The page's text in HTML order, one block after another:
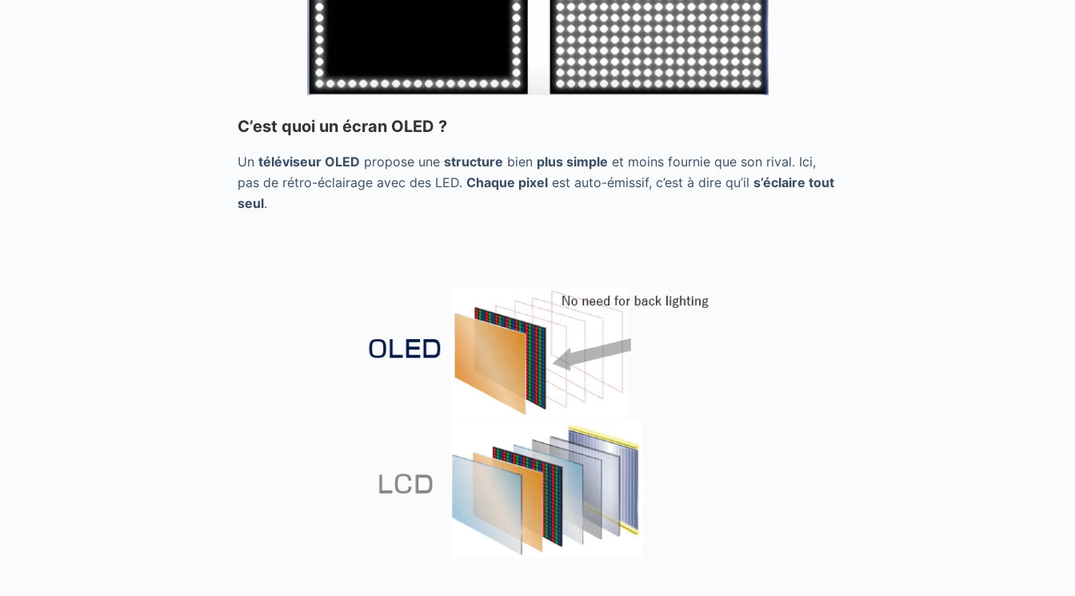
C’est quoi un écran OLED ?
Un téléviseur OLED propose une structure bien plus simple et moins fournie que son rival. Ici,
pas de rétro-éclairage avec des LED. Chaque pixel est auto-émissif, c’est à dire qu’il s’éclaire tout
seul.